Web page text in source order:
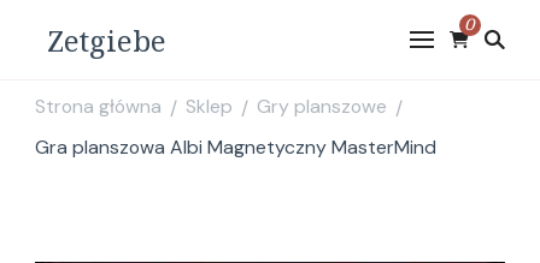
Zetgiebe 0
Strona główna / Sklep / Gry planszowe /
Gra planszowa Albi Magnetyczny MasterMind